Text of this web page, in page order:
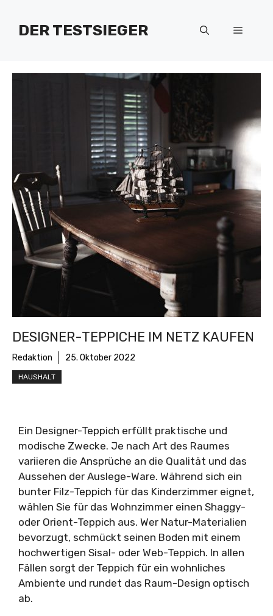
Inhalt
springenDER TESTSIEGER Menü
DESIGNER-TEPPICHE IM NETZ KAUFEN
Redaktion 25. Oktober 2022
HAUSHALT
Ein Designer-Teppich erfüllt praktische und
modische Zwecke. Je nach Art des Raumes
variieren die Ansprüche an die Qualität und das
Aussehen der Auslege-Ware. Während sich ein
bunter Filz-Teppich für das Kinderzimmer eignet,
wählen Sie für das Wohnzimmer einen Shaggy-
oder Orient-Teppich aus. Wer Natur-Materialien
bevorzugt, schmückt seinen Boden mit einem
hochwertigen Sisal- oder Web-Teppich. In allen
Fällen sorgt der Teppich für ein wohnliches
Ambiente und rundet das Raum-Design optisch
ab.